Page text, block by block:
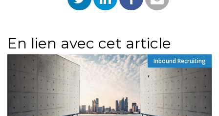
En lien avec cet article
Inbound Recruiting
,